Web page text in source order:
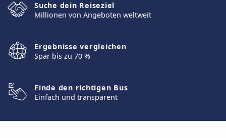
Suche dein Reiseziel
Millionen von Angeboten weltweit
Ergebnisse vergleichen
Spar bis zu 70 %
Finde den richtigen Bus
Einfach und transparent